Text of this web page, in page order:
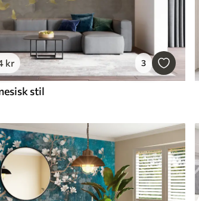
kr 3
stil